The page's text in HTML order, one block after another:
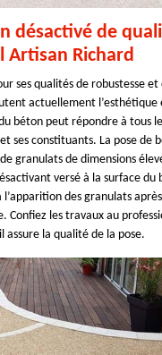
désactivé de
Artisan Richard
ses qualités de robustesse
actuellement l’esthétique
béton peut répondre à tous
ses constituants. La pose de
granulats de dimensions
versé à la surface du
des granulats
Confiez les travaux au
assure la qualité de la pose.